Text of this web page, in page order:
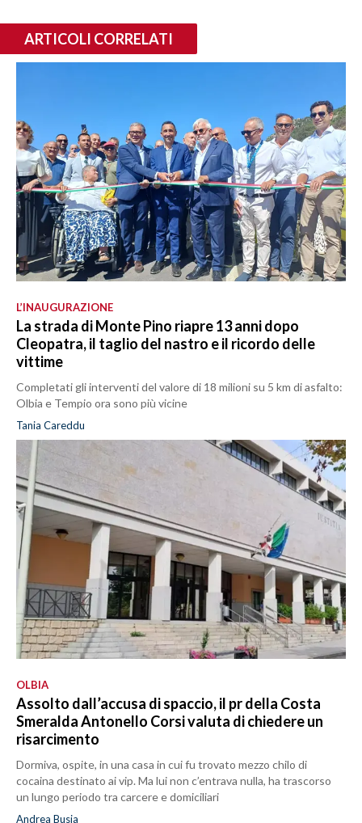
ARTICOLI CORRELATI
L’INAUGURAZIONE
La strada di Monte Pino riapre 13 anni dopo
Cleopatra, il taglio del nastro e il ricordo delle
vittime
Completati gli interventi del valore di 18 milioni su 5 km di asfalto:
Olbia e Tempio ora sono più vicine
Tania Careddu
OLBIA
Assolto dall’accusa di spaccio, il pr della Costa
Smeralda Antonello Corsi valuta di chiedere un
risarcimento
Dormiva, ospite, in una casa in cui fu trovato mezzo chilo di
cocaina destinato ai vip. Ma lui non c’entrava nulla, ha trascorso
un lungo periodo tra carcere e domiciliari
Andrea Busia